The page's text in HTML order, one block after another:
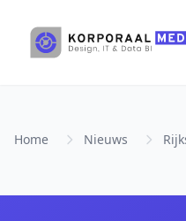
Home Nieuws